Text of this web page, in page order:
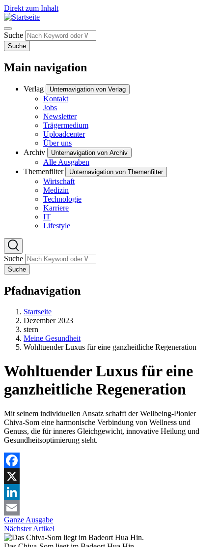
Direkt zum Inhalt
Suche
Suche
Main navigation
Verlag Unternavigation von Verlag
Kontakt
Jobs
Newsletter
Trägermedium
Uploadcenter
Über uns
Archiv
Unternavigation von Archiv
Alle Ausgaben
Themenfilter
Unternavigation von Themenfilter
Wirtschaft
Medizin
Technologie
Karriere
IT
Lifestyle
Suche
Suche
Pfadnavigation
Startseite
Dezember 2023
stern
Meine Gesundheit
Wohltuender Luxus für eine ganzheitliche Regeneration
Wohltuender Luxus für eine
ganzheitliche Regeneration
Mit seinem individuellen Ansatz schafft der Wellbeing-Pionier
Chiva-Som eine harmonische Verbindung von Wellness und
Genuss, die für inneres Gleichgewicht, innovative Heilung und
Gesundheitsoptimierung steht.
Facebook
X
LinkedIn
Email
Ganze Ausgabe
Nächster Artikel